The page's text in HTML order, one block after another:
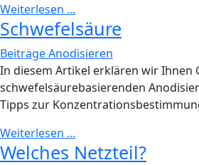
Weiterlesen ...
Schwefelsäure
Beiträge Anodisieren
In diesem Artikel erklären wir Ihnen
schwefelsäurebasierenden
Tipps zur
Weiterlesen ...
Welches Netzteil?